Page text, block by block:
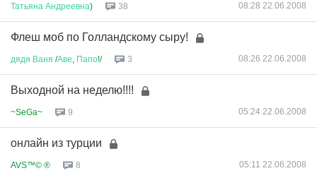
Татьяна Андреевна) 38 08:28 22.06.2008
Флеш моб по Голландскому сыру!
дядя Ваня /Аве Папо!/ 3 08:26 22.06.2008
Выходной на неделю!!!!
~SeGa~ 9 05:24 22.06.2008
онлайн из турции
AVS™© ® 8 05:11 22.06.2008